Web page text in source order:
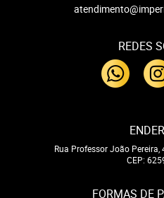
REDES
Rua Professor João Pereira,
CEP:
FORMAS DE